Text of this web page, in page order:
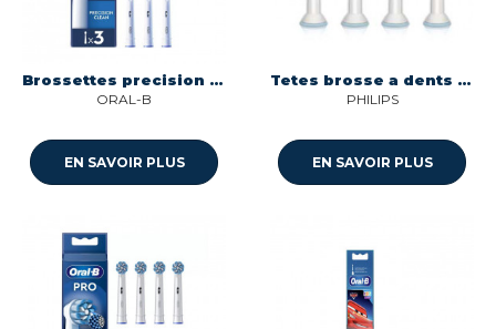
Brossettes precision clean x3 blanc Oral-b 8006540895313
ORAL-B
EN SAVOIR PLUS
Tetes brosse a dents hx6054-10 sonicare sensitive Philips HX6054/10
PHILIPS
EN SAVOIR PLUS